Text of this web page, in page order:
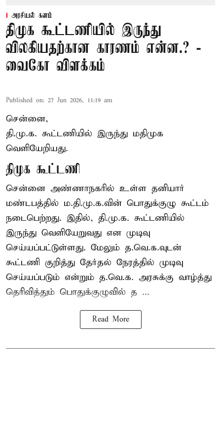
அரசியல் களம்
திமுக கூட்டணியில் இருந்து
விலகியதற்கான காரணம் என்ன.? -
வைகோ விளக்கம்
Published on: 27 Jun 2026, 11:19 am
சென்னை,
தி.மு.க. கூட்டணியில் இருந்து மதிமுக
வெளியேறியது.
திமுக கூட்டணி
சென்னை அண்ணாநகரில் உள்ள தனியார்
மண்டபத்தில் ம.தி.மு.க.வின் பொதுக்குழு கூட்டம்
நடைபெற்றது. இதில், தி.மு.க. கூட்டணியில்
இருந்து வெளியேறுவது என முடிவு
செய்யப்பட்டுள்ளது. மேலும் த.வெ.க.வுடன்
கூட்டணி குறித்து தேர்தல் நேரத்தில் முடிவு
செய்யப்படும் என்றும் த.வெ.க. அரசுக்கு வாழ்த்து
தெரிவித்தும் பொதுக்குழுவில் த ...
Read More